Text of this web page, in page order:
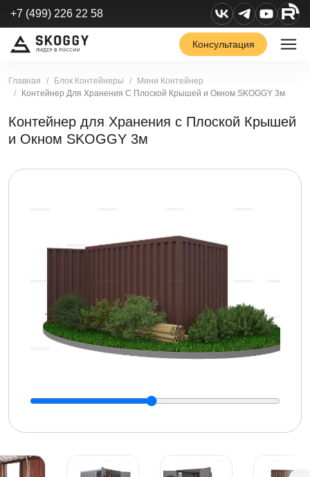
+7 (499) 226 22 58
Консультация
Главная Блок Контейнеры
Мини Контейнер
Контейнер Для Хранения С Плоской Крышей и Окном SKOGGY 3м
Контейнер для Хранения с Плоской Крышей
и Окном SKOGGY 3м